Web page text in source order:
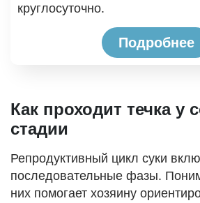
круглосуточно.
Подробнее
Как проходит течка у
стадии
Репродуктивный цикл суки
последовательные фазы.
них помогает хозяину